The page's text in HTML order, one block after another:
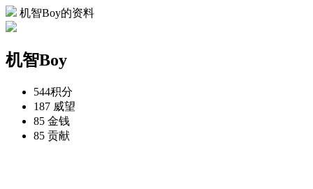
机智Boy的资料
机智Boy
544积分
187 威望
85 金钱
85 贡献